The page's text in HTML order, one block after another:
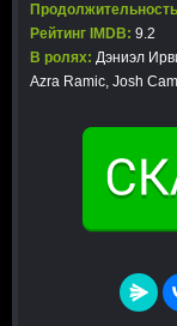
Рейтинг IMDB: 9.2
В ролях: Дэниэл
Azra Ramic, Josh